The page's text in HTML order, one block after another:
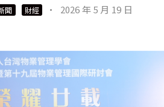
聞 財經 · 2026 年 5 月 19 日